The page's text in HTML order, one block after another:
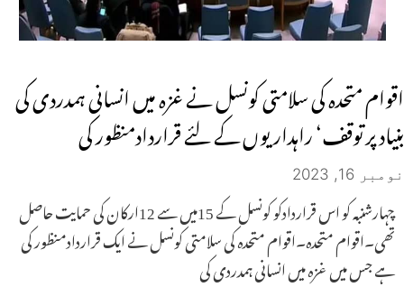
اقوام متحدہ کی سلامتی کونسل نے غزہ میں انسانی ہمدردی کی
بنیاد پر توقف‘ راہداریوں کے لئے قراردادمنظور کی
نومبر 16, 2023
چہارشنبہ کو اس قراردادکو کونسل کے 15میں سے 12ارکان کی حمایت حاصل
تھی۔اقوام متحدہ۔اقوام متحدہ کی سلامتی کونسل نے ایک قراردادمنظور کی
ہے جس میں غزہ میں انسانی ہمدردی کی